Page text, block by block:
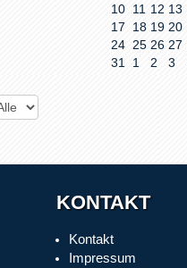
10 11 12 13
17 18 19 20
24 25 26 27
31
1 2 3
KONTAKT
Kontakt
Impressum